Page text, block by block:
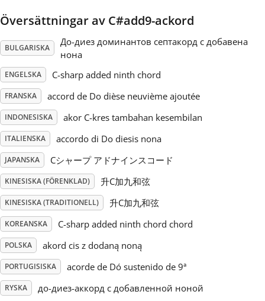
Português
Русский
Svenska
Tiếng Việt
Türkçe
Українська
简体中文
繁體中文
Översättningar av C#add9-ackord
BULGARISKA
До-диез доминантов септакорд с добавена
нона
ENGELSKA C-sharp added ninth chord
FRANSKA accord de Do dièse neuvième ajoutée
INDONESISKA akor C-kres tambahan kesembilan
ITALIENSKA accordo di Do diesis nona
JAPANSKA Cシャープ アドナインスコード
KINESISKA (FÖRENKLAD) 升C加九和弦
KINESISKA (TRADITIONELL) 升C加九和弦
KOREANSKA C-sharp added ninth chord chord
POLSKA akord cis z dodaną noną
PORTUGISISKA acorde de Dó sustenido de 9ª
RYSKA до-диез-аккорд с добавленной ноной